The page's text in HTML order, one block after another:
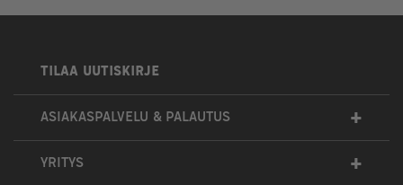
TILAA UUTISKIRJE
ASIAKASPALVELU & PALAUTUS +
YRITYS +